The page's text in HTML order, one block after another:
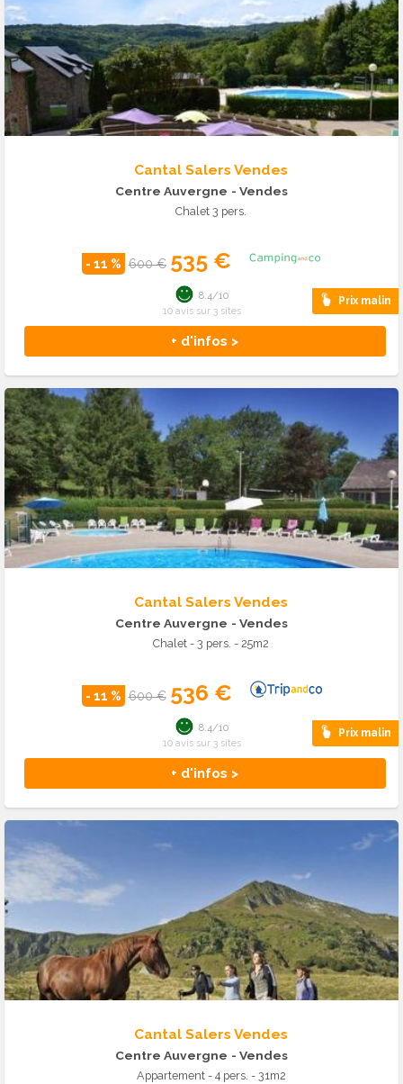
Cantal Salers Vendes
Centre Auvergne - Vendes
Chalet 3 pers.
- 11 % 600 € 535 €
Prix malin
+ d'infos >
8.4/10
10 avis sur 3 sites
Cantal Salers Vendes
Centre Auvergne - Vendes
Chalet - 3 pers. - 25m2
- 11 % 600 € 536 €
Prix malin
+ d'infos >
8.4/10
10 avis sur 3 sites
Cantal Salers Vendes
Centre Auvergne - Vendes
Appartement - 4 pers. - 31m2